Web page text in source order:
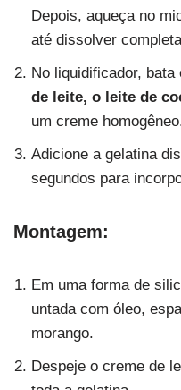
Depois, aqueça no
até dissolver
No liquidificador, bata
de leite, o leite de
um creme
Adicione a gelatina
segundos para
Montagem:
Em uma forma de
untada com óleo,
morango.
Despeje o creme de